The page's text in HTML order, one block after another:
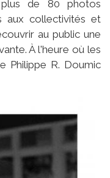
de 80 photos
aux collectivités et
au public une
À l'heure où les
Philippe R. Doumic